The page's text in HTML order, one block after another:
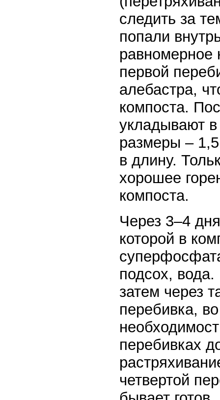
следить за
попали
равномерное
первой
алебастра,
компоста.
укладывают
размеры –
в длину.
хорошее
компоста.
Через 3–4
которой в
подсох,
затем через
перебивка,
перебивках
четвертой